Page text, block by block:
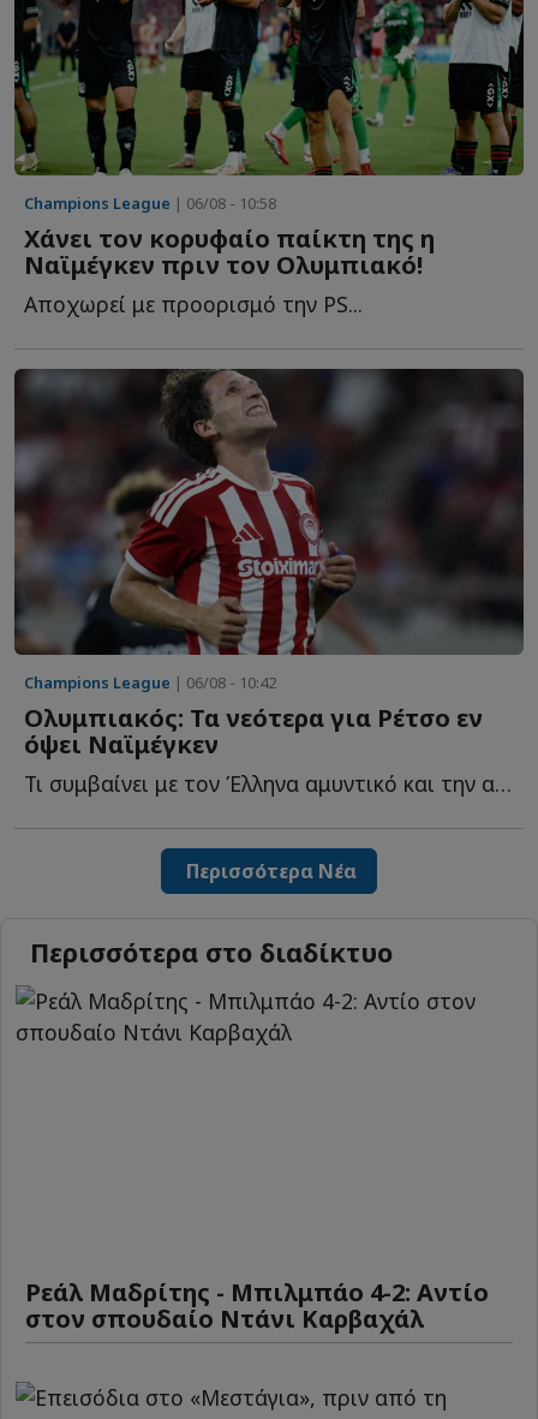
Champions League | 06/08 - 10:58
Χάνει τον κορυφαίο παίκτη της η
Ναϊμέγκεν πριν τον Ολυμπιακό!
Αποχωρεί με προορισμό την PS...
Champions League | 06/08 - 10:42
Ολυμπιακός: Τα νεότερα για Ρέτσο εν
όψει Ναϊμέγκεν
Τι συμβαίνει με τον Έλληνα αμυντικό και την αναγκαστική α...
Περισσότερα Νέα
Περισσότερα στο διαδίκτυο
Ρεάλ Μαδρίτης - Μπιλμπάο 4-2: Αντίο
στον σπουδαίο Ντάνι Καρβαχάλ